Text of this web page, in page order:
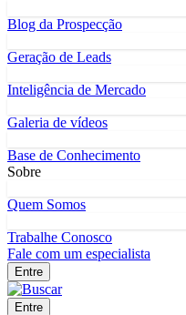
Blog da Prospecção
Geração de Leads
Inteligência de Mercado
Galeria de vídeos
Base de Conhecimento
Sobre
Quem Somos
Trabalhe Conosco
Fale com um especialista
Entre
Entre